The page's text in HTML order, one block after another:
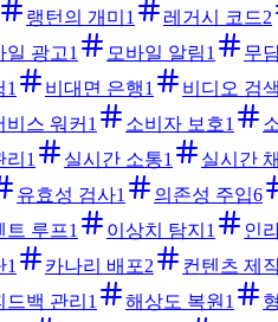
랭턴의 개미 1 레거시 코드2
일 광고1 모바일 알림1 무
1 비대면 은행1 비디오 검색
비스 워커 1 소비자 보호1
1 실시간 소통1 실시간
유효성 검사1 의존성 주입6
트 루프1 이상치 탐지 1 인
1 카나리 배포2 컨텐츠 제
드백 관리 1 해상도 복원 1